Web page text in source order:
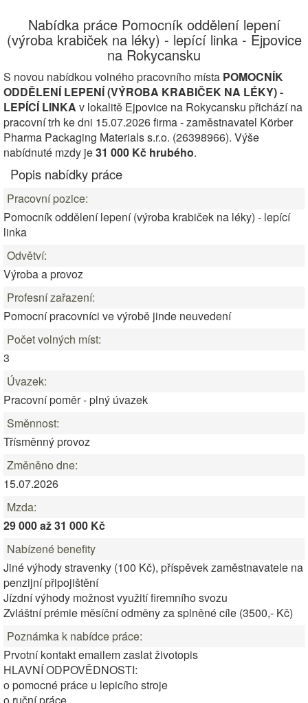
Nabídka práce Pomocník oddělení lepení
(výroba krabiček na léky) - lepící linka - Ejpovice
na Rokycansku
S novou nabídkou volného pracovního místa POMOCNÍK
ODDĚLENÍ LEPENÍ (VÝROBA KRABIČEK NA LÉKY) -
LEPÍCÍ LINKA v lokalitě Ejpovice na Rokycansku přichází na
pracovní trh ke dni 15.07.2026 firma - zaměstnavatel Körber
Pharma Packaging Materials s.r.o. (26398966). Výše
nabídnuté mzdy je31 000 Kč hrubého.
Popis nabídky práce
Pracovní pozice:
Pomocník oddělení lepení (výroba krabiček na léky) - lepící
linka
Odvětví:
Výroba a provoz
Profesní zařazení:
Pomocní pracovníci ve výrobě jinde neuvedení
Počet volných míst:
3
Úvazek:
Pracovní poměr - plný úvazek
Směnnost:
Třísměnný provoz
Změněno dne:
15.07.2026
Mzda:
29 000 až 31 000 Kč
Nabízené benefity
Jiné výhody stravenky (100 Kč), příspěvek zaměstnavatele na
penzijní připojištění
Jízdní výhody možnost využití firemního svozu
Zvláštní prémie měsíční odměny za splněné cíle (3500,- Kč)
Poznámka k nabídce práce:
Prvotní kontakt emailem zaslat životopis
HLAVNÍ ODPOVĚDNOSTI:
o pomocné práce u lepicího stroje